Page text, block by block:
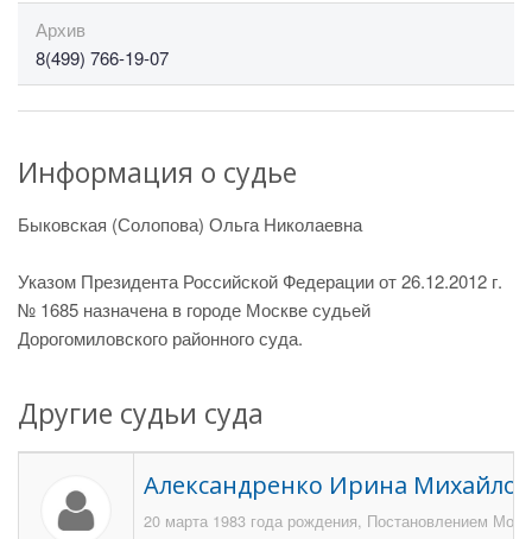
Архив
8(499) 766-19-07
Информация о судье
Быковская (Солопова) Ольга Николаевна
Указом Президента Российской Федерации от 26.12.2012 г.
№ 1685 назначена в городе Москве судьей
Дорогомиловского районного суда.
Другие судьи суда
Александренко Ирина
20 марта 1983 года рождения, Постановлением